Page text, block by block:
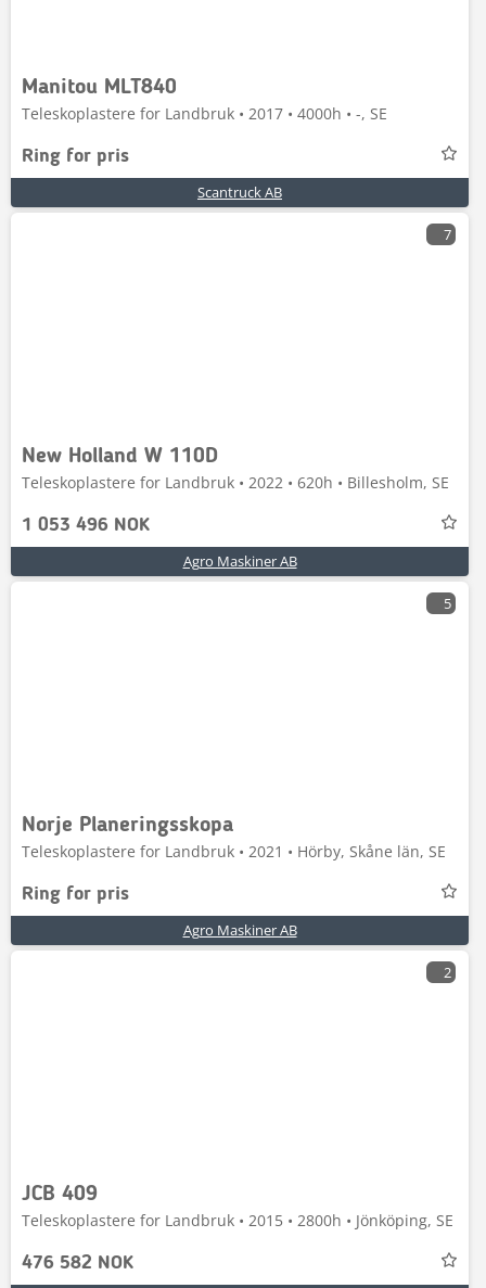
Manitou MLT840
Teleskoplastere for Landbruk • 2017 • 4000h • -, SE
Ring for pris
Scantruck AB
7
New Holland W 110D
Teleskoplastere for Landbruk • 2022 • 620h • Billesholm, SE
1 053 496 NOK
Agro Maskiner AB
5
Norje Planeringsskopa
Teleskoplastere for Landbruk • 2021 • Hörby, Skåne län, SE
Ring for pris
Agro Maskiner AB
2
JCB 409
Teleskoplastere for Landbruk • 2015 • 2800h • Jönköping, SE
476 582 NOK